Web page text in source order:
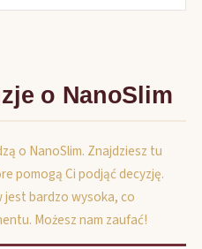
o NanoSlim
o NanoSlim. Znajdziesz tu
pomogą Ci podjąć decyzję.
jest bardzo wysoka, co
Możesz nam zaufać!